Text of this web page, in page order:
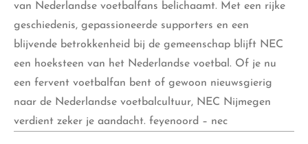
van Nederlandse voetbalfans belichaamt. Met een rijke
geschiedenis, gepassioneerde supporters en een
blijvende betrokkenheid bij de gemeenschap blijft NEC
een hoeksteen van het Nederlandse voetbal. Of je nu
een fervent voetbalfan bent of gewoon nieuwsgierig
naar de Nederlandse voetbalcultuur, NEC Nijmegen
verdient zeker je aandacht. feyenoord – nec